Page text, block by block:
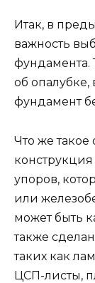
Итак, в
важность
фундамента.
об
фундамент
Что же такое
упоров,
или
может быть
также
таких как
ЦСП-листы,